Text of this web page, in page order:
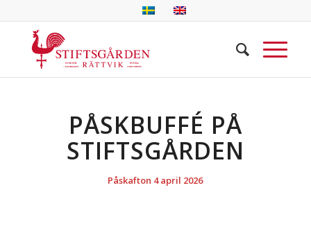
PÅSKBUFFÉ PÅ
STIFTSGÅRDEN
Påskafton 4 april 2026